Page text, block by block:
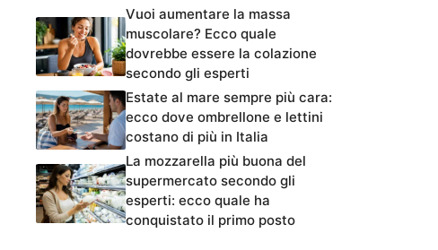
Vuoi aumentare la massa
muscolare? Ecco quale
dovrebbe essere la colazione
secondo gli esperti
Estate al mare sempre più cara:
ecco dove ombrellone e lettini
costano di più in Italia
La mozzarella più buona del
supermercato secondo gli
esperti: ecco quale ha
conquistato il primo posto